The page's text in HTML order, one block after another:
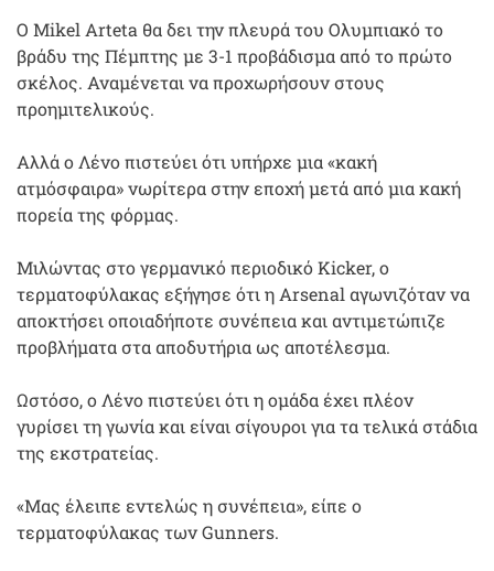
Ο Mikel Arteta θα δει την πλευρά του Ολυμπιακό το
βράδυ της Πέμπτης με 3-1 προβάδισμα από το πρώτο
σκέλος. Αναμένεται να προχωρήσουν στους
προημιτελικούς.
Αλλά ο Λένο πιστεύει ότι υπήρχε μια «κακή
ατμόσφαιρα» νωρίτερα στην εποχή μετά από μια κακή
πορεία της φόρμας.
Μιλώντας στο γερμανικό περιοδικό Kicker, ο
τερματοφύλακας εξήγησε ότι η Arsenal αγωνιζόταν να
αποκτήσει οποιαδήποτε συνέπεια και αντιμετώπιζε
προβλήματα στα αποδυτήρια ως αποτέλεσμα.
Ωστόσο, ο Λένο πιστεύει ότι η ομάδα έχει πλέον
γυρίσει τη γωνία και είναι σίγουροι για τα τελικά στάδια
της εκστρατείας.
«Μας έλειπε εντελώς η συνέπεια», είπε ο
τερματοφύλακας των Gunners.